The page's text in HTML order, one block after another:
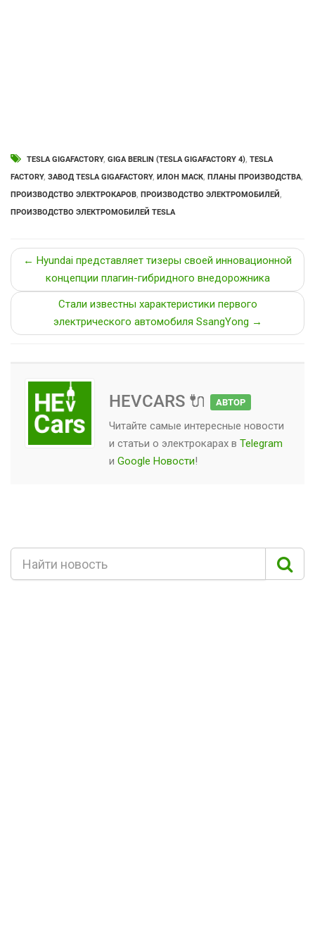
TESLA GIGAFACTORY, GIGA BERLIN (TESLA GIGAFACTORY 4), TESLA
FACTORY, ЗАВОД TESLA GIGAFACTORY, ИЛОН МАСК, ПЛАНЫ ПРОИЗВОДСТВА,
ПРОИЗВОДСТВО ЭЛЕКТРОКАРОВ, ПРОИЗВОДСТВО ЭЛЕКТРОМОБИЛЕЙ,
ПРОИЗВОДСТВО ЭЛЕКТРОМОБИЛЕЙ TESLA
← Hyundai представляет тизеры своей инновационной
концепции плагин-гибридного внедорожника
Стали известны характеристики первого
электрического автомобиля SsangYong →
HEVCARS 🔌 АВТОР
Читайте самые интересные новости
и статьи о электрокарах в Telegram
и Google Новости!